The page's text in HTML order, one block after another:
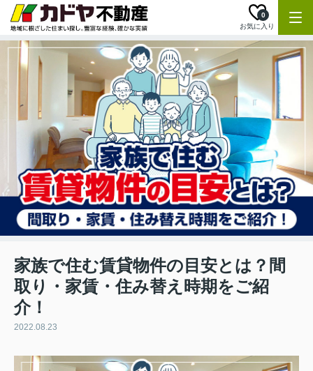
お気に入り
0
家族で住む賃貸物件の目安とは？間
取り・家賃・住み替え時期をご紹
介！
2022.08.23